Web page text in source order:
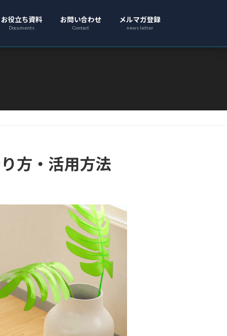
お役立ち資料
Documents
お問い合わせ
Contact
メルマガ登録
news letter
方・活用方法